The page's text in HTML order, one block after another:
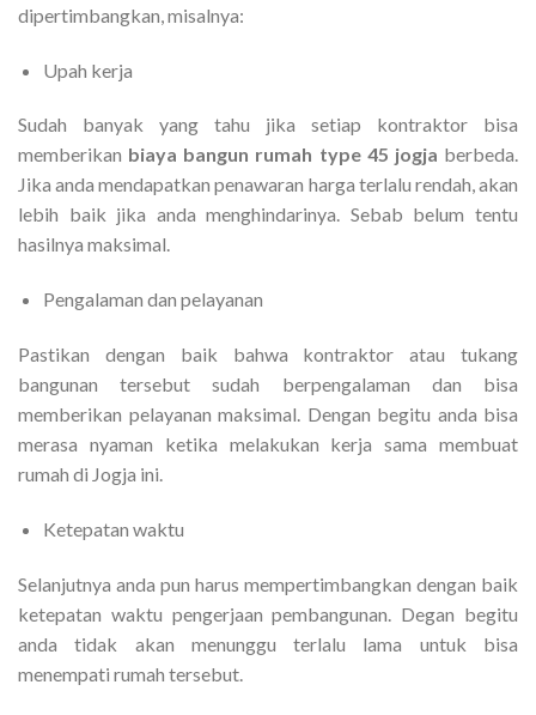
dipertimbangkan, misalnya:
Upah kerja
Sudah banyak yang tahu jika setiap kontraktor bisa
memberikan biaya bangun rumah type 45 jogja berbeda.
Jika anda mendapatkan penawaran harga terlalu rendah, akan
lebih baik jika anda menghindarinya. Sebab belum tentu
hasilnya maksimal.
Pengalaman dan pelayanan
Pastikan dengan baik bahwa kontraktor atau tukang
bangunan tersebut sudah berpengalaman dan bisa
memberikan pelayanan maksimal. Dengan begitu anda bisa
merasa nyaman ketika melakukan kerja sama membuat
rumah di Jogja ini.
Ketepatan waktu
Selanjutnya anda pun harus mempertimbangkan dengan baik
ketepatan waktu pengerjaan pembangunan. Degan begitu
anda tidak akan menunggu terlalu lama untuk bisa
menempati rumah tersebut.